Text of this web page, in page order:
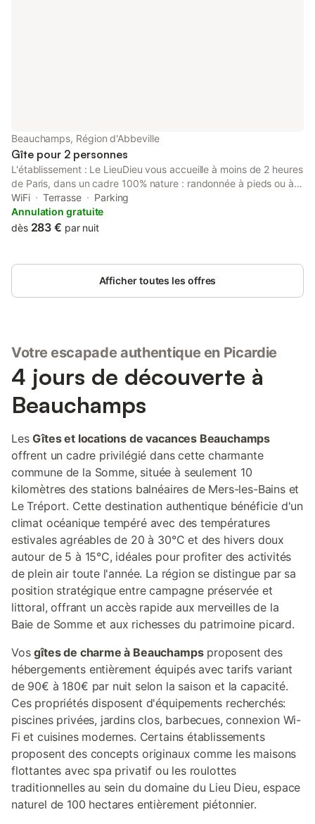
Beauchamps, Région d'Abbeville
Gîte pour 2 personnes
L'établissement : Le LieuDieu vous accueille à moins de 2 heures
de Paris, dans un cadre 100% nature : randonnée à pieds ou à
vélo, équitation, pêche... Il y en a pour tous les goûts ! Envie de
dépaysement ? Découvrez les hébergements insolites du
Domaine : maison sur l'eau, yourte, roulotte... Vous pouvez
place ! Le LieuDieu, domaine de campagne à Beauchamps
répondra à chacune de vos attentes ! Accès par l'autoroute A28
sortie n°5 Blangy Sur Bresle puis direction Gamaches - Mers-
domaine entièrement piéton (hors véhicules de service). Des
chariots à bagages sont à votre dispositin pour acheminer vos
affaires dans votre hébergement. Les parkings sont à moins de
200mètres des premières locations et l'ensemble des chemins
du domaine est accessible pour les personnes à mobilités
hébergements insolites qui comportes quelques marches
d'accès et où les fauteuils roulants ne peuvent circuler
aisément). Le logement : Des cabanes sur l'eau au confort
inégalé, en bois, avec terrasse et bain nordique privatif sur la
terrasse ! Ce qu
WiFi Terrasse
Parking
Annulation gratuite
dès 283 € par nuit
Afficher toutes les offres
Votre escapade authentique en Picardie
4 jours de découverte à
Beauchamps
LesGîtes et locations de vacances Beauchamps
offrent un cadre privilégié dans cette charmante
commune de la Somme, située à seulement 10
kilomètres des stations balnéaires de Mers-les-Bains et
Le Tréport. Cette destination authentique bénéficie d'un
climat océanique tempéré avec des températures
estivales agréables de 20 à 30°C et des hivers doux
autour de 5 à 15°C, idéales pour profiter des activités
de plein air toute l'année. La région se distingue par sa
position stratégique entre campagne préservée et
littoral, offrant un accès rapide aux merveilles de la
Baie de Somme et aux richesses du patrimoine picard.
Vosgîtes de charme à Beauchampsproposent des
hébergements entièrement équipés avec tarifs variant
de 90€ à 180€ par nuit selon la saison et la capacité.
Ces propriétés disposent d'équipements recherchés:
piscines privées, jardins clos, barbecues, connexion Wi-
Fi et cuisines modernes. Certains établissements
proposent des concepts originaux comme les maisons
flottantes avec spa privatif ou les roulottes
traditionnelles au sein du domaine du Lieu Dieu, espace
naturel de 100 hectares entièrement piétonnier.